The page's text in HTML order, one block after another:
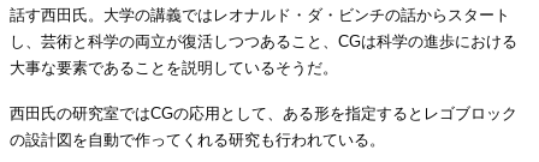
話す西田氏。大学の講義ではレオナルド・ダ・ビンチの話からスタート
し、芸術と科学の両立が復活しつつあること、CGは科学の進歩における
大事な要素であることを説明しているそうだ。
西田氏の研究室ではCGの応用として、ある形を指定するとレゴブロック
の設計図を自動で作ってくれる研究も行われている。